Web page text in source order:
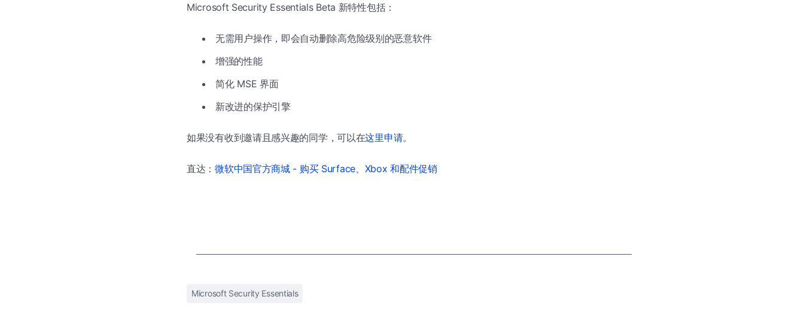
Microsoft Security Essentials Beta 新特性包括：
无需用户操作，即会自动删除高危险级别的恶意软件
增强的性能
简化 MSE 界面
新改进的保护引擎
如果没有收到邀请且感兴趣的同学，可以在这里申请。
直达：微软中国官方商城 - 购买 Surface、Xbox 和配件促销
Microsoft Security Essentials